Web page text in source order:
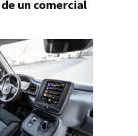
un comercial